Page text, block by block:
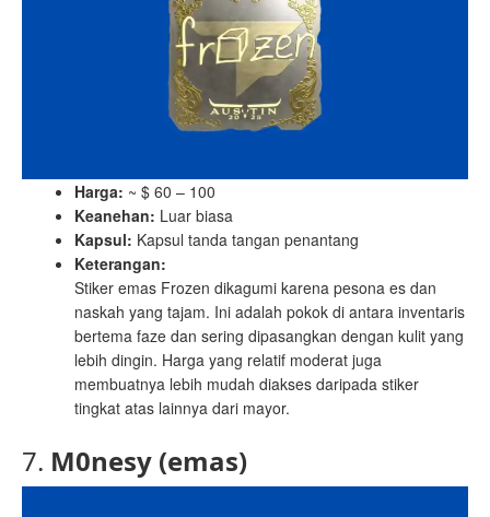
Harga: ~ $ 60 – 100
Keanehan: Luar biasa
Kapsul: Kapsul tanda tangan penantang
Keterangan:
Stiker emas Frozen dikagumi karena pesona es dan
naskah yang tajam. Ini adalah pokok di antara inventaris
bertema faze dan sering dipasangkan dengan kulit yang
lebih dingin. Harga yang relatif moderat juga
membuatnya lebih mudah diakses daripada stiker
tingkat atas lainnya dari mayor.
7. M0nesy (emas)